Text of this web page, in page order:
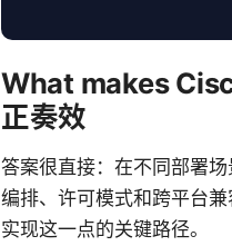
What makes
正奏效
答案很直接：在不同部署
编排、许可模式和跨平台
实现这一点的关键路径。